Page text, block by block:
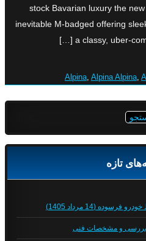
stock Bavarian luxury the
inevitable M-badged offering
a classy, uber-
Alpina, Alpina Alpina,
تازه
(14 مرداد 1405)